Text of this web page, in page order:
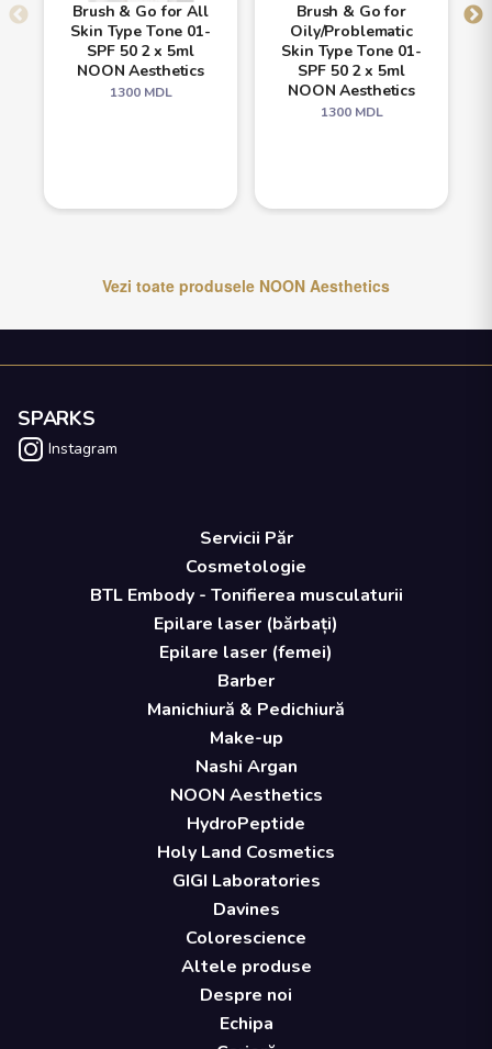
Brush & Go for All
Skin Type Tone 01-
SPF 50 2 x 5ml
NOON Aesthetics
1300MDL
Brush & Go for
Oily/Problematic
Skin Type Tone 01-
SPF 50 2 x 5ml
NOON Aesthetics
1300MDL
Vezi toate produsele NOON Aesthetics
SPARKS
Instagram
Servicii Păr
Cosmetologie
BTL Embody - Tonifierea musculaturii
Epilare laser (bărbați)
Epilare laser (femei)
Barber
Manichiură & Pedichiură
Make-up
Nashi Argan
NOON Aesthetics
HydroPeptide
Holy Land Cosmetics
GIGI Laboratories
Davines
Colorescience
Altele produse
Despre noi
Echipa